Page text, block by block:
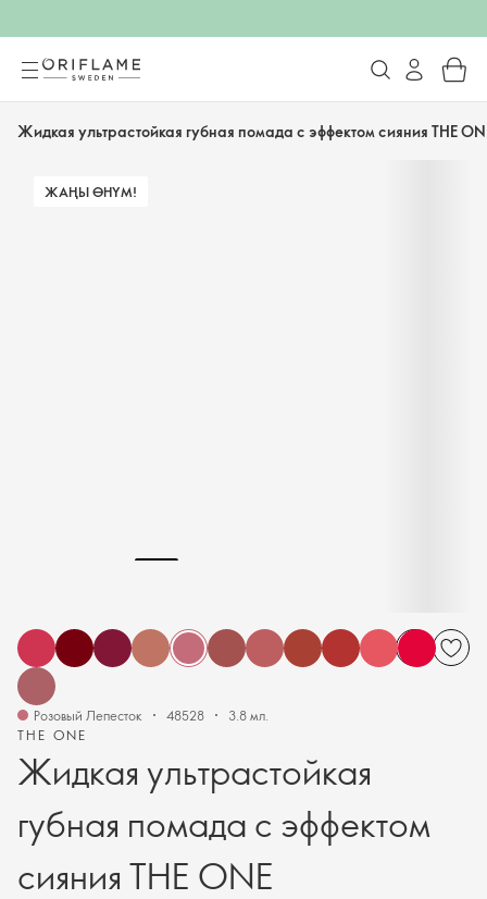
Жидкая ультрастойкая губная помада с эффектом сияния THE
ЖАҢЫ ӨНҮМ!
THE ONE
Жидкая ультрастойкая
губная помада с эффектом
сияния THE ONE
Розовый Лепесток 48528 3.8 мл.